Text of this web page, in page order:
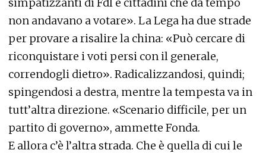
non andavano a votare». La Lega ha due strade
per provare a risalire la china: «Può cercare di
riconquistare i voti persi con il generale,
correndogli dietro». Radicalizzandosi, quindi;
spingendosi a destra, mentre la tempesta va in
tutt’altra direzione. «Scenario difficile, per un
partito di governo», ammette Fonda.
E allora c’è l’altra strada. Che è quella di cui le